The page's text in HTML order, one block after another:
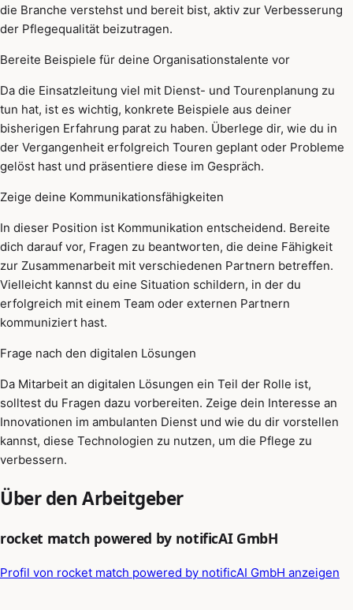
die Branche verstehst und bereit bist, aktiv zur Verbesserung
der Pflegequalität beizutragen.
Bereite Beispiele für deine Organisationstalente vor
Da die Einsatzleitung viel mit Dienst- und Tourenplanung zu
tun hat, ist es wichtig, konkrete Beispiele aus deiner
bisherigen Erfahrung parat zu haben. Überlege dir, wie du in
der Vergangenheit erfolgreich Touren geplant oder Probleme
gelöst hast und präsentiere diese im Gespräch.
Zeige deine Kommunikationsfähigkeiten
In dieser Position ist Kommunikation entscheidend. Bereite
dich darauf vor, Fragen zu beantworten, die deine Fähigkeit
zur Zusammenarbeit mit verschiedenen Partnern betreffen.
Vielleicht kannst du eine Situation schildern, in der du
erfolgreich mit einem Team oder externen Partnern
kommuniziert hast.
Frage nach den digitalen Lösungen
Da Mitarbeit an digitalen Lösungen ein Teil der Rolle ist,
solltest du Fragen dazu vorbereiten. Zeige dein Interesse an
Innovationen im ambulanten Dienst und wie du dir vorstellen
kannst, diese Technologien zu nutzen, um die Pflege zu
verbessern.
Über den Arbeitgeber
rocket match powered by notificAI GmbH
Profil von rocket match powered by notificAI GmbH anzeigen